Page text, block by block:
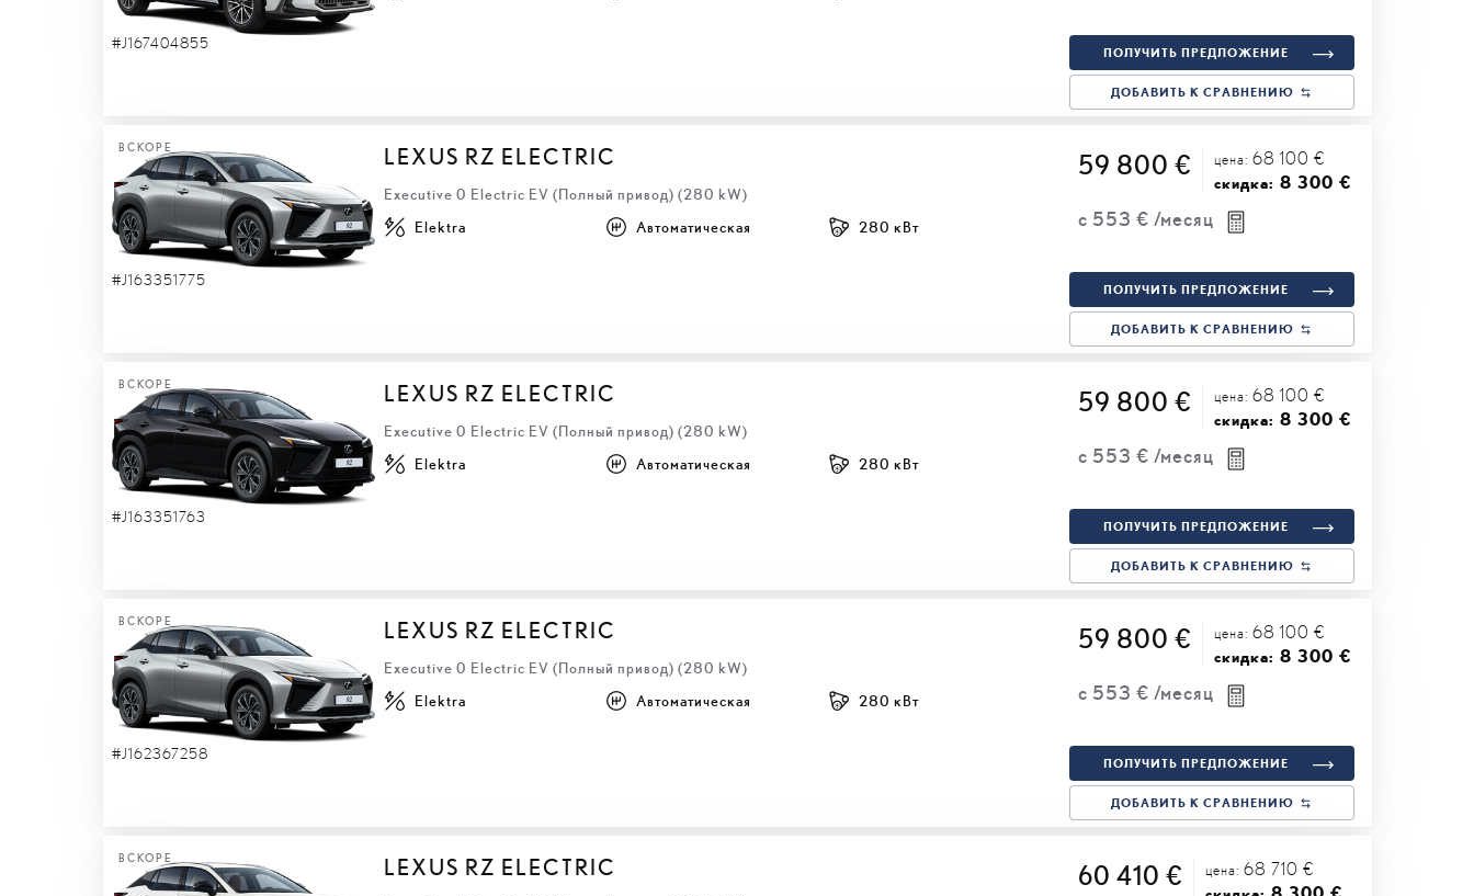
#J167404855 ПОЛУЧИТЬ ПРЕДЛОЖЕНИЕ
ДОБАВИТЬ К СРАВНЕНИЮ
ВСКОРЕ
#J163351775
LEXUS RZ ELECTRIC
Executive 0 Electric EV (Полный привод) (280 kW)
59 800 € цена: 68 100 €
скидка: 8 300 €
с 553 € /месяц
Elektra Автоматическая 280 кВт
ПОЛУЧИТЬ ПРЕДЛОЖЕНИЕ
ДОБАВИТЬ К СРАВНЕНИЮ
ВСКОРЕ
#J163351763
LEXUS RZ ELECTRIC
Executive 0 Electric EV (Полный привод) (280 kW)
59 800 € цена: 68 100 €
скидка: 8 300 €
с 553 € /месяц
Elektra Автоматическая 280 кВт
ПОЛУЧИТЬ ПРЕДЛОЖЕНИЕ
ДОБАВИТЬ К СРАВНЕНИЮ
ВСКОРЕ
#J162367258
LEXUS RZ ELECTRIC
Executive 0 Electric EV (Полный привод) (280 kW)
59 800 € цена: 68 100 €
скидка: 8 300 €
с 553 € /месяц
Elektra Автоматическая 280 кВт
ПОЛУЧИТЬ ПРЕДЛОЖЕНИЕ
ДОБАВИТЬ К СРАВНЕНИЮ
ВСКОРЕ LEXUS RZ ELECTRIC 60 410 € цена: 68 710 €
8 300 €